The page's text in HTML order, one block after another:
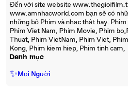
Đến với site website
www.amnhacworld.com bạn sẽ có
những bộ Phim và nhạc thật hay.
Phim Viet Nam, Phim Movie, Phim
Thuat, Phim VietNam, Phim Viet,
Kong, Phim kiem hiep, Phim tinh cam,
Danh mục
✨Mọi Người